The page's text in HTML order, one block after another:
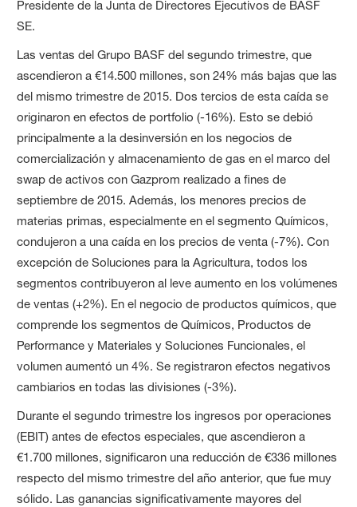
Presidente de la Junta de Directores Ejecutivos de BASF
SE.
Las ventas del Grupo BASF del segundo trimestre, que
ascendieron a €14.500 millones, son 24% más bajas que las
del mismo trimestre de 2015. Dos tercios de esta caída se
originaron en efectos de portfolio (-16%). Esto se debió
principalmente a la desinversión en los negocios de
comercialización y almacenamiento de gas en el marco del
swap de activos con Gazprom realizado a fines de
septiembre de 2015. Además, los menores precios de
materias primas, especialmente en el segmento Químicos,
condujeron a una caída en los precios de venta (-7%). Con
excepción de Soluciones para la Agricultura, todos los
segmentos contribuyeron al leve aumento en los volúmenes
de ventas (+2%). En el negocio de productos químicos, que
comprende los segmentos de Químicos, Productos de
Performance y Materiales y Soluciones Funcionales, el
volumen aumentó un 4%. Se registraron efectos negativos
cambiarios en todas las divisiones (-3%).
Durante el segundo trimestre los ingresos por operaciones
(EBIT) antes de efectos especiales, que ascendieron a
€1.700 millones, significaron una reducción de €336 millones
respecto del mismo trimestre del año anterior, que fue muy
sólido. Las ganancias significativamente mayores del